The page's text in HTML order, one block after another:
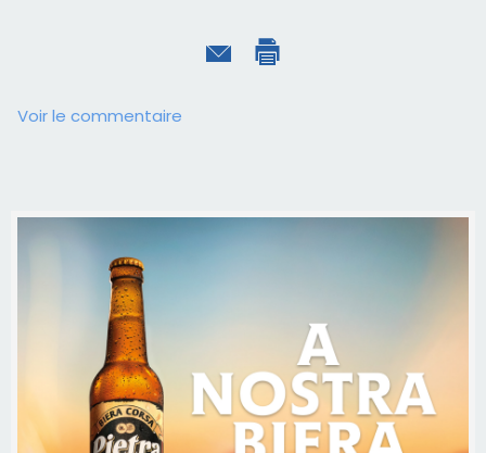
Voir le commentaire